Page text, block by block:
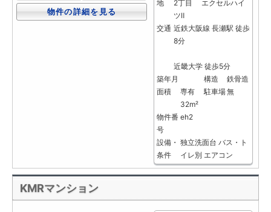
物件の詳細を見る
地
2丁目 エクセルハイ
ツⅡ
交通 近鉄大阪線 長瀬駅 徒歩
8分
近畿大学 徒歩5分
築年月
構造
鉄骨造
面積
専有
32m²
駐車場無
物件番
号
eh2
設備・
条件
独立洗面台 バス・ト
イレ別 エアコン
KMRマンション